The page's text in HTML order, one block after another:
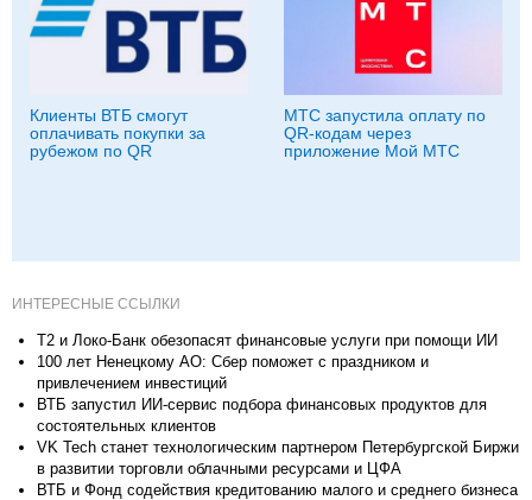
Клиенты ВТБ смогут
оплачивать покупки за
рубежом по QR
МТС запустила оплату по
QR-кодам через
приложение Мой МТС
ИНТЕРЕСНЫЕ ССЫЛКИ
T2 и Локо-Банк обезопасят финансовые услуги при помощи ИИ
100 лет Ненецкому АО: Сбер поможет с праздником и
привлечением инвестиций
ВТБ запустил ИИ-сервис подбора финансовых продуктов для
состоятельных клиентов
VK Tech станет технологическим партнером Петербургской Биржи
в развитии торговли облачными ресурсами и ЦФА
ВТБ и Фонд содействия кредитованию малого и среднего бизнеса